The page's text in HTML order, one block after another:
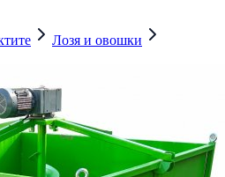
Лозя и овошки